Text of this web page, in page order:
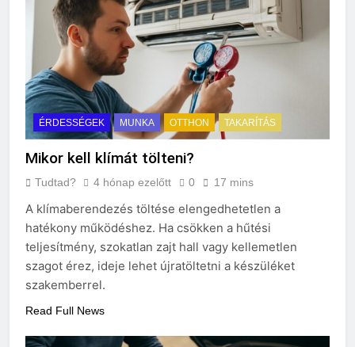
ÉRDESSÉGEK MUNKA OTTHON TAKARÍTÁS
Mikor kell klímát tölteni?
Tudtad? 4 hónap ezelőtt 0 17 mins
A klímaberendezés töltése elengedhetetlen a
hatékony működéshez. Ha csökken a hűtési
teljesítmény, szokatlan zajt hall vagy kellemetlen
szagot érez, ideje lehet újratöltetni a készüléket
szakemberrel.
Read Full News